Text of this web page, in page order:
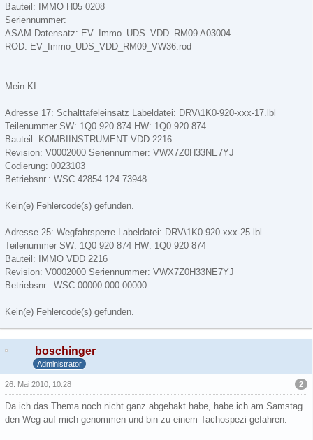
Bauteil: IMMO H05 0208
Seriennummer:
ASAM Datensatz: EV_Immo_UDS_VDD_RM09 A03004
ROD: EV_Immo_UDS_VDD_RM09_VW36.rod
Mein KI :
Adresse 17: Schalttafeleinsatz Labeldatei: DRV\1K0-920-xxx-17.lbl
Teilenummer SW: 1Q0 920 874 HW: 1Q0 920 874
Bauteil: KOMBIINSTRUMENT VDD 2216
Revision: V0002000 Seriennummer: VWX7Z0H33NE7YJ
Codierung: 0023103
Betriebsnr.: WSC 42854 124 73948
Kein(e) Fehlercode(s) gefunden.
Adresse 25: Wegfahrsperre Labeldatei: DRV\1K0-920-xxx-25.lbl
Teilenummer SW: 1Q0 920 874 HW: 1Q0 920 874
Bauteil: IMMO VDD 2216
Revision: V0002000 Seriennummer: VWX7Z0H33NE7YJ
Betriebsnr.: WSC 00000 000 00000
Kein(e) Fehlercode(s) gefunden.
boschinger
Administrator
2
26. Mai 2010, 10:28
Da ich das Thema noch nicht ganz abgehakt habe, habe ich am Samstag
den Weg auf mich genommen und bin zu einem Tachospezi gefahren.